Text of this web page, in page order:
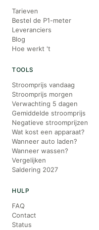
Tarieven
Bestel de P1-meter
Leveranciers
Blog
Hoe werkt 't
TOOLS
Stroomprijs vandaag
Stroomprijs morgen
Verwachting 5 dagen
Gemiddelde stroomprijs
Negatieve stroomprijzen
Wat kost een apparaat?
Wanneer auto laden?
Wanneer wassen?
Vergelijken
Saldering 2027
HULP
FAQ
Contact
Status